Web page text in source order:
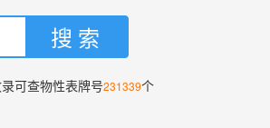
可查物性表牌号231339个